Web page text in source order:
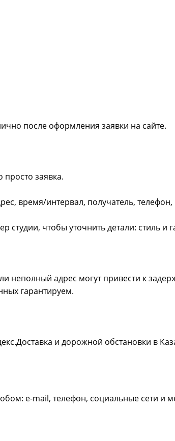
после оформления заявки на сайте.
заявка.
время/интервал, получатель,
студии, чтобы уточнить детали: стиль
неполный адрес могут привести к
гарантируем.
и дорожной обстановки в
e-mail, телефон, социальные сети и